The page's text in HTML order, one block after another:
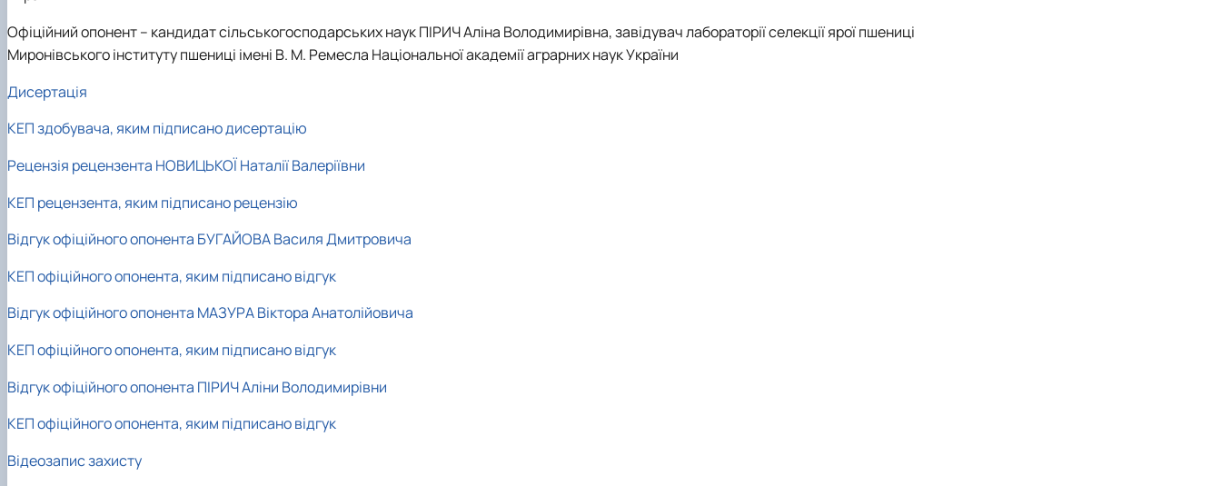
Офіційний опонент– кандидат сільськогосподарських наук ПІРИЧ Аліна Володимирівна, завідувач лабораторії селекції ярої пшениці
Миронівського інституту пшениці імені В. М. Ремесла Національної академії аграрних наук України
Дисертація
КЕП здобувача, яким підписано дисертацію
Рецензія рецензента НОВИЦЬКОЇ Наталії Валеріївни
КЕП рецензента, яким підписано рецензію
Відгук офіційного опонента БУГАЙОВА Василя Дмитровича
КЕП офіційного опонента, яким підписано відгук
Відгук офіційного опонента МАЗУРА Віктора Анатолійовича
КЕП офіційного опонента, яким підписано відгук
Відгук офіційного опонента ПІРИЧ Аліни Володимирівни
КЕП офіційного опонента, яким підписано відгук
Відеозапис захисту